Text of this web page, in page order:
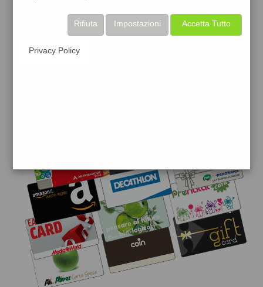
quiinzonati premiaogni volta che la usi
raccogli punti da convertire inbuoni sconto
o gift cardper fare la spesa, fare
Accetta Tutto
Impostazioni
Rifiuta
Privacy Policy